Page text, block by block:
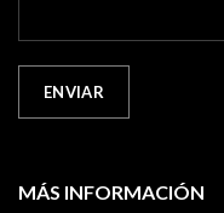
MÁS INFORMACIÓN